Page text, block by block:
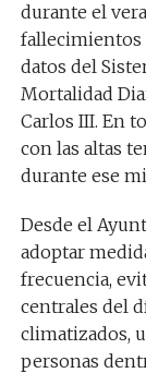
durante el
fallecimientos
datos del
Mortalidad
Carlos III. En
con las altas
durante ese
Desde el
adoptar
frecuencia,
centrales del
climatizados,
personas